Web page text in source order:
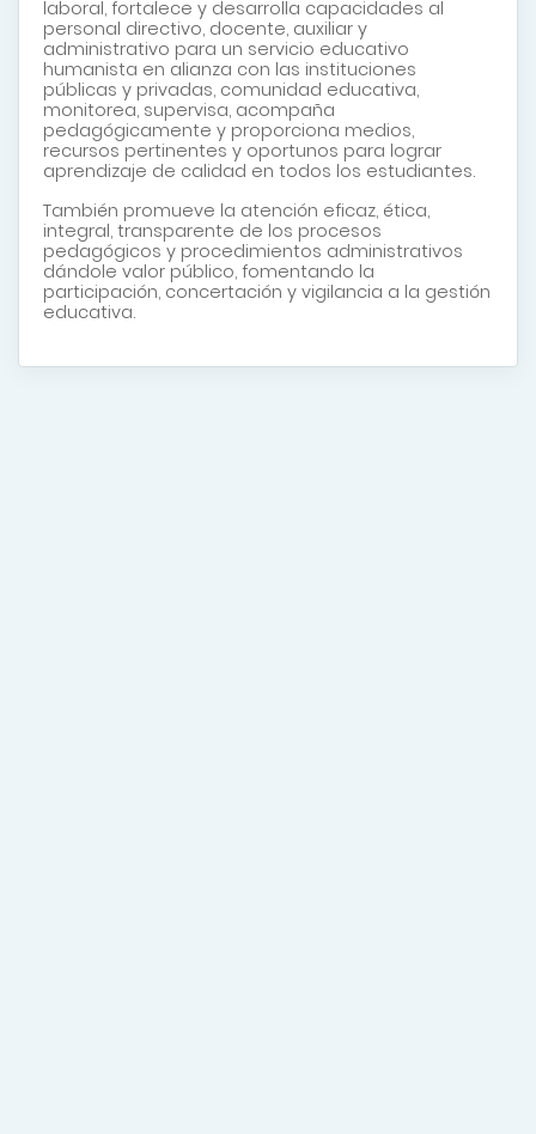
laboral, fortalece y desarrolla capacidades al
personal directivo, docente, auxiliar y
administrativo para un servicio educativo
humanista en alianza con las instituciones
públicas y privadas, comunidad educativa,
monitorea, supervisa, acompaña
pedagógicamente y proporciona medios,
recursos pertinentes y oportunos para lograr
aprendizaje de calidad en todos los estudiantes.
También promueve la atención eficaz, ética,
integral, transparente de los procesos
pedagógicos y procedimientos administrativos
dándole valor público, fomentando la
participación, concertación y vigilancia a la gestión
educativa.